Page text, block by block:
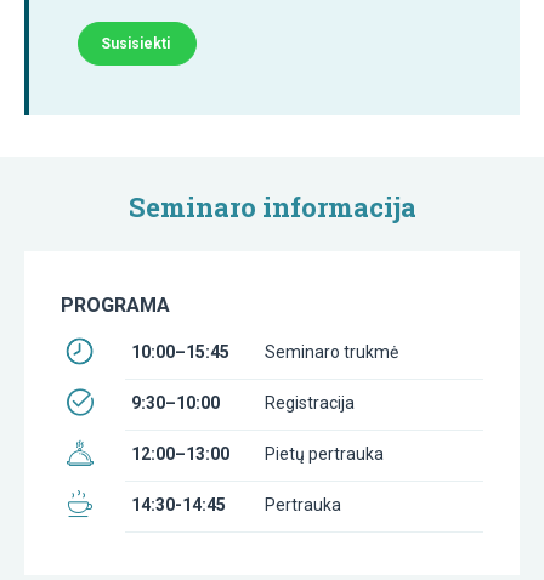
Susisiekti
Seminaro informacija
PROGRAMA
10:00–15:45 Seminaro trukmė
9:30–10:00 Registracija
12:00–13:00 Pietų pertrauka
14:30-14:45 Pertrauka